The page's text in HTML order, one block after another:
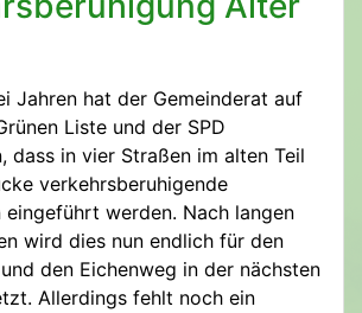
Jahren hat der Gemeinderat auf
Liste und der SPD
dass in vier Straßen im alten Teil
verkehrsberuhigende
eingeführt werden. Nach langen
wird dies nun endlich für den
den Eichenweg in der nächsten
Allerdings fehlt noch ein